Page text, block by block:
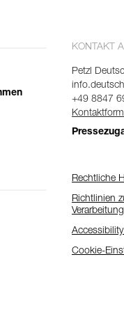
KONTAKT
Petzl
+49 8847
Rechtliche
Richtlinien
Cookie-